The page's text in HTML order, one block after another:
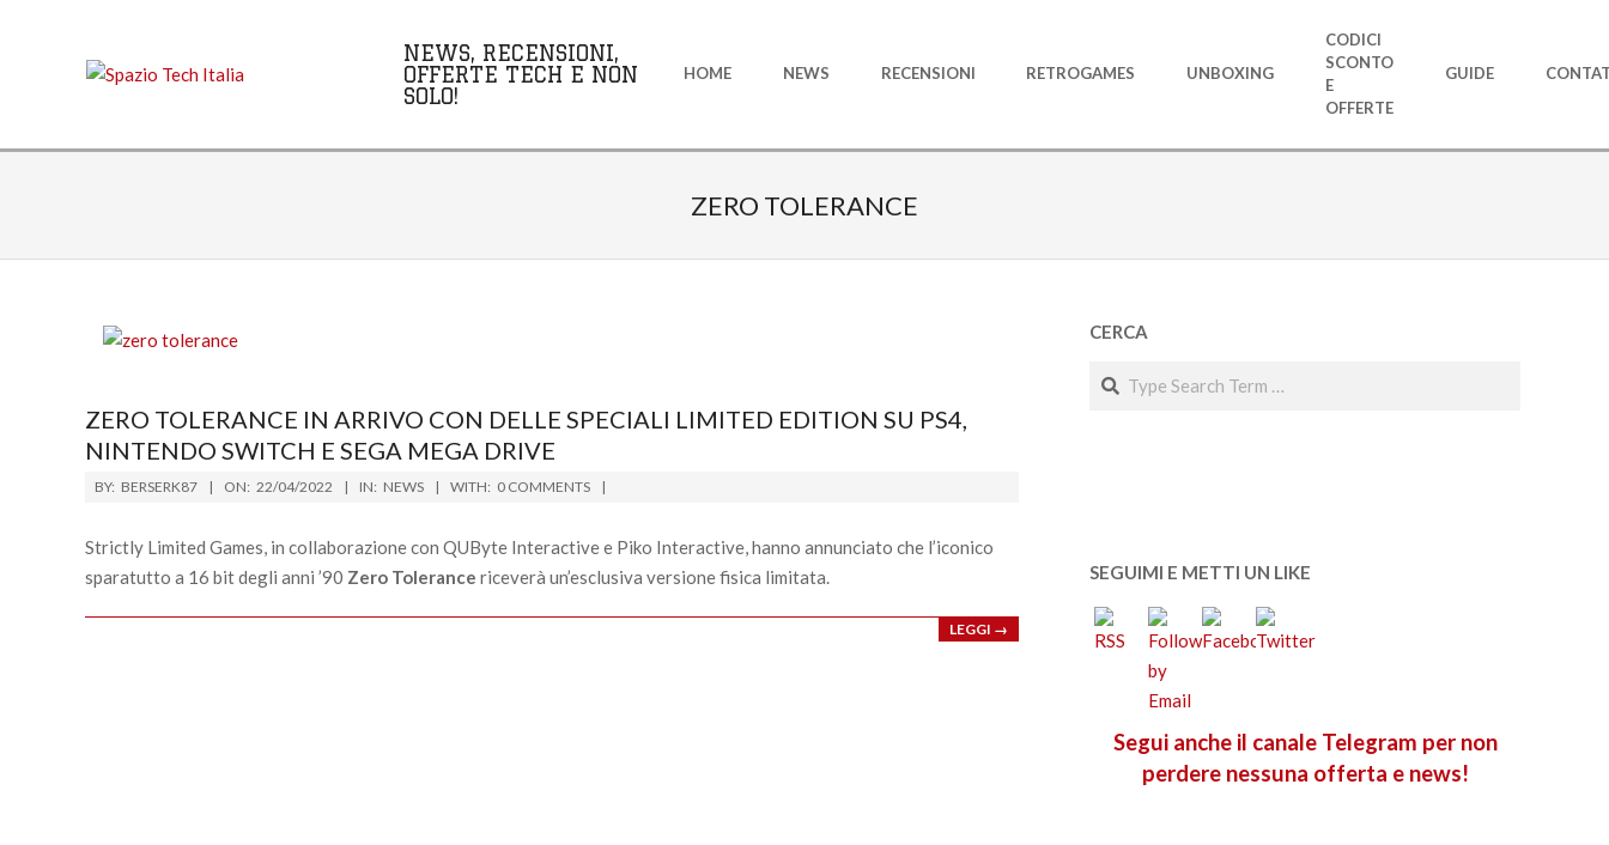
NEWS, RECENSIONI,
OFFERTE TECH E NON
SOLO!
Menu
HOME NEWS RECENSIONI RETROGAMES UNBOXING
CODICI
SCONTO
E
OFFERTE
GUIDE
ZERO TOLERANCE
ZERO TOLERANCE IN ARRIVO CON DELLE SPECIALI LIMITED EDITION SU PS4,
NINTENDO SWITCH E SEGA MEGA DRIVE
2022-
22
BY: BERSERK87 ON: 22/04/2022 IN: NEWS WITH: 0 COMMENTS
Strictly Limited Games, in collaborazione con QUByte Interactive e Piko Interactive, hanno annunciato che l’iconico
sparatutto a 16 bit degli anni ’90 Zero Tolerance riceverà un’esclusiva versione fisica limitata.
LEGGI →
CERCA
Search
SEGUIMI E METTI UN LIKE
Segui anche il canale Telegram per non
perdere nessuna offerta e news!